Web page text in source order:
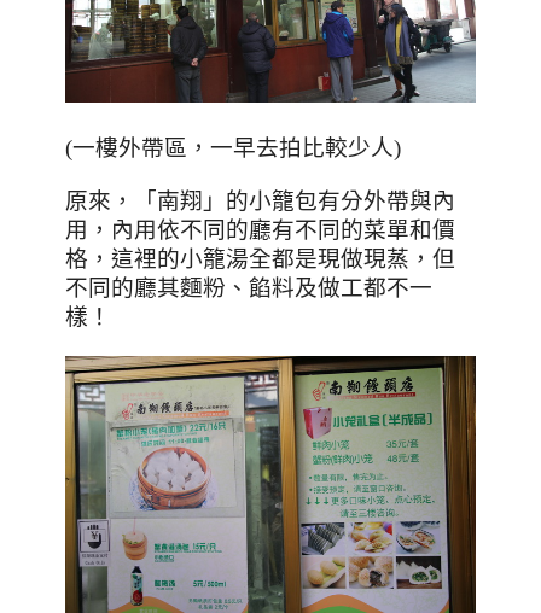
(一樓外帶區，一早去拍比較少人)
原來，「南翔」的小籠包有分外帶與內
用，內用依不同的廳有不同的菜單和價
格，這裡的小籠湯全都是現做現蒸，但
不同的廳其麵粉、餡料及做工都不一
樣！